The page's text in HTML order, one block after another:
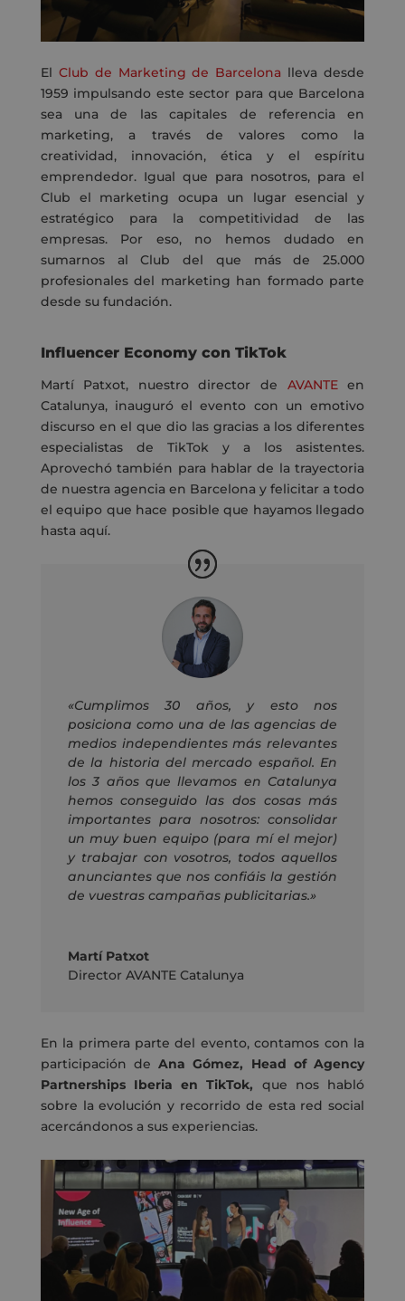
El Club de Marketing de Barcelona lleva desde
1959 impulsando este sector para que Barcelona
sea una de las capitales de referencia en
marketing, a través de valores como la
creatividad, innovación, ética y el espíritu
emprendedor. Igual que para nosotros, para el
Club el marketing ocupa un lugar esencial y
estratégico para la competitividad de las
empresas. Por eso, no hemos dudado en
sumarnos al Club del que más de 25.000
profesionales del marketing han formado parte
desde su fundación.
Influencer Economy con TikTok
Martí Patxot, nuestro director de AVANTEen
Catalunya, inauguró el evento con un emotivo
discurso en el que dio las gracias a los diferentes
especialistas de TikTok y a los asistentes.
Aprovechó también para hablar de la trayectoria
de nuestra agencia en Barcelona y felicitar a todo
el equipo que hace posible que hayamos llegado
hasta aquí.
«Cumplimos 30 años, y esto nos
posiciona como una de las agencias de
medios independientes más relevantes
de la historia del mercado español. En
los 3 años que llevamos en Catalunya
hemos conseguido las dos cosas más
importantes para nosotros: consolidar
un muy buen equipo (para mí el mejor)
y trabajar con vosotros, todos aquellos
anunciantes que nos confiáis la gestión
de vuestras campañas publicitarias.»
Martí Patxot
Director AVANTE Catalunya
En la primera parte del evento, contamos con la
participación deAna Gómez, Head of Agency
Partnerships Iberia en TikTok, que nos habló
sobre la evolución y recorrido de esta red social
acercándonos a sus experiencias.